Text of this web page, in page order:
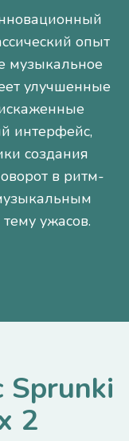
опыт
музыкальное
улучшенные
интерфейс,
создания
в ритм-
ужасов.
Sprunki
2